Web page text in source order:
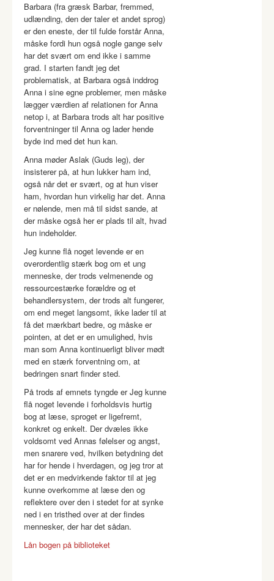
Barbara (fra græsk Barbar, fremmed,
udlænding, den der taler et andet sprog)
er den eneste, der til fulde forstår Anna,
måske fordi hun også nogle gange selv
har det svært om end ikke i samme
grad. I starten fandt jeg det
problematisk, at Barbara også inddrog
Anna i sine egne problemer, men måske
lægger værdien af relationen for Anna
netop i, at Barbara trods alt har positive
forventninger til Anna og lader hende
byde ind med det hun kan.
Anna møder Aslak (Guds leg), der
insisterer på, at hun lukker ham ind,
også når det er svært, og at hun viser
ham, hvordan hun virkelig har det. Anna
er nølende, men må til sidst sande, at
der måske også her er plads til alt, hvad
hun indeholder.
Jeg kunne flå noget levende er en
overordentlig stærk bog om et ung
menneske, der trods velmenende og
ressourcestærke forældre og et
behandlersystem, der trods alt fungerer,
om end meget langsomt, ikke lader til at
få det mærkbart bedre, og måske er
pointen, at det er en umulighed, hvis
man som Anna kontinuerligt bliver mødt
med en stærk forventning om, at
bedringen snart finder sted.
På trods af emnets tyngde er Jeg kunne
flå noget levende i forholdsvis hurtig
bog at læse, sproget er ligefremt,
konkret og enkelt. Der dvæles ikke
voldsomt ved Annas følelser og angst,
men snarere ved, hvilken betydning det
har for hende i hverdagen, og jeg tror at
det er en medvirkende faktor til at jeg
kunne overkomme at læse den og
reflektere over den i stedet for at synke
ned i en tristhed over at der findes
mennesker, der har det sådan.
Lån bogen på biblioteket